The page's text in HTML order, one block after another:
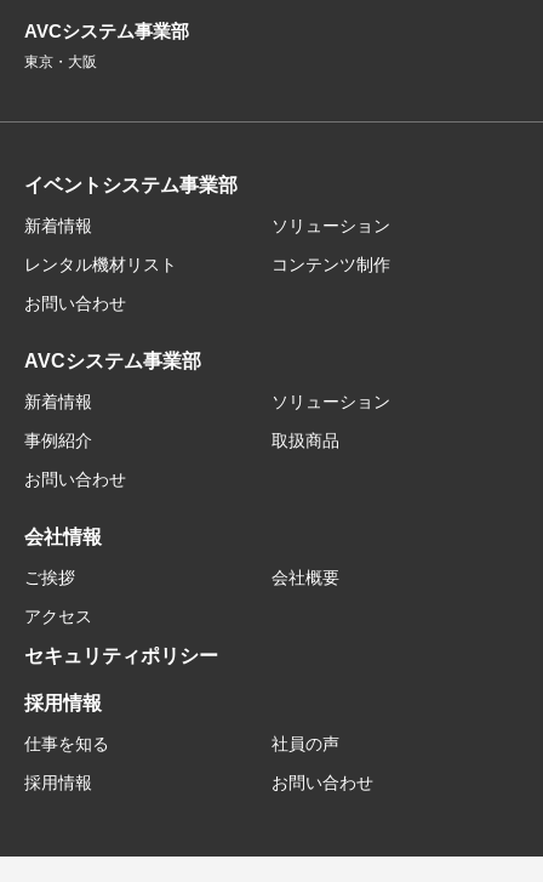
AVCシステム事業部
東京・大阪
イベントシステム事業部
新着情報
ソリューション
レンタル機材リスト
コンテンツ制作
お問い合わせ
AVCシステム事業部
新着情報
ソリューション
事例紹介
取扱商品
お問い合わせ
会社情報
ご挨拶
会社概要
アクセス
セキュリティポリシー
採用情報
仕事を知る
社員の声
採用情報
お問い合わせ